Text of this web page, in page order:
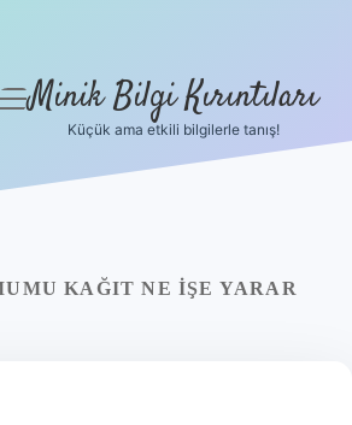
Minik Bilgi Kırıntıları
Küçük ama etkili bilgilerle tanış!
KAĞIT NE IŞE YARAR